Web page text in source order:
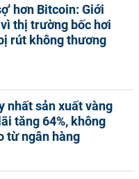
hơn Bitcoin: Giới
thị trường bốc hơi
rút không thương
nhất sản xuất vàng
tăng 64%, không
từ ngân hàng